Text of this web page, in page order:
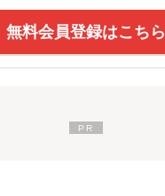
無料会員登録はこちら